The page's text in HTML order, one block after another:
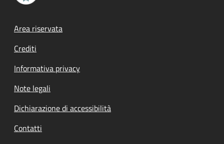
Footer menu
Area riservata
Crediti
Informativa privacy
Note legali
Dichiarazione di accessibilità
Contatti